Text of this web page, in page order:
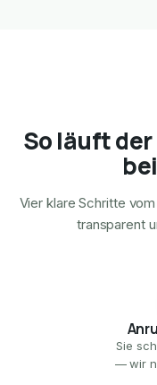
So läuft
Vier klare Schritte
transparent
Sie
— wir